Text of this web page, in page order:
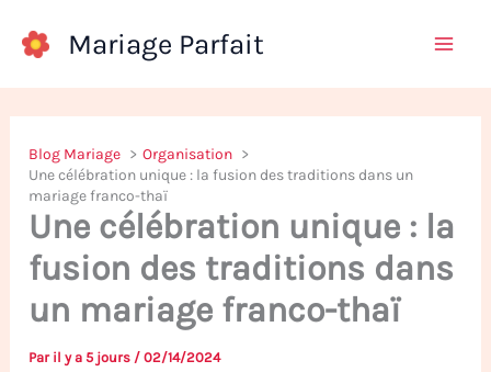
Mariage Parfait
Blog Mariage
Organisation
Une célébration unique : la fusion des traditions dans un
mariage franco-thaï
Une célébration unique : la
fusion des traditions dans
un mariage franco-thaï
Par il y a 5 jours /02/14/2024